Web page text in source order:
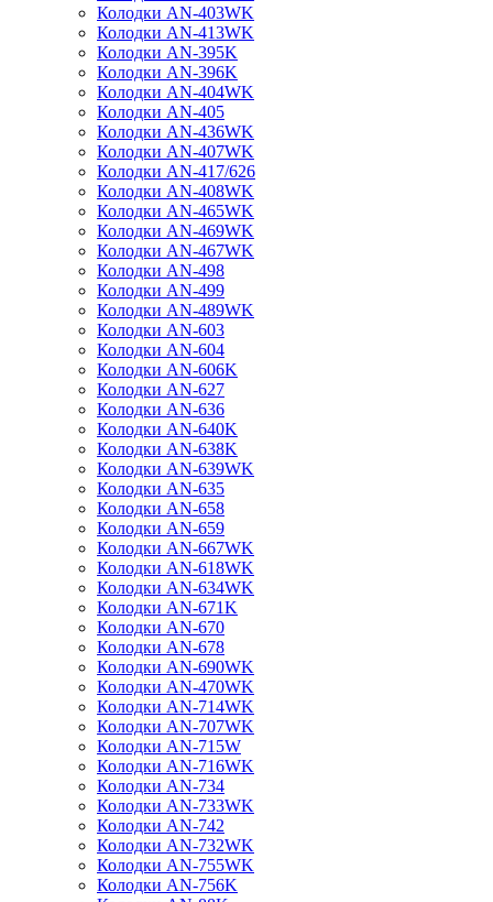
Колодки AN-403WK
Колодки AN-413WK
Колодки AN-395K
Колодки AN-396K
Колодки AN-404WK
Колодки AN-405
Колодки AN-436WK
Колодки AN-407WK
Колодки AN-417/626
Колодки AN-408WK
Колодки AN-465WK
Колодки AN-469WK
Колодки AN-467WK
Колодки AN-498
Колодки AN-499
Колодки AN-489WK
Колодки AN-603
Колодки AN-604
Колодки AN-606K
Колодки AN-627
Колодки AN-636
Колодки AN-640K
Колодки AN-638K
Колодки AN-639WK
Колодки AN-635
Колодки AN-658
Колодки AN-659
Колодки AN-667WK
Колодки AN-618WK
Колодки AN-634WK
Колодки AN-671K
Колодки AN-670
Колодки AN-678
Колодки AN-690WK
Колодки AN-470WK
Колодки AN-714WK
Колодки AN-707WK
Колодки AN-715W
Колодки AN-716WK
Колодки AN-734
Колодки AN-733WK
Колодки AN-742
Колодки AN-732WK
Колодки AN-755WK
Колодки AN-756K